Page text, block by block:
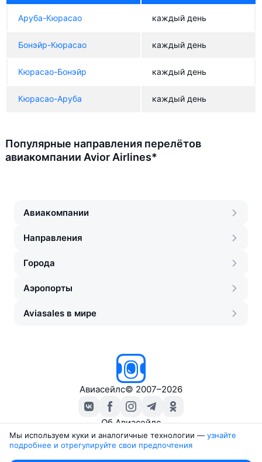
Аруба-Кюрасао каждый день
Бонэйр-Кюрасао каждый день
Кюрасао-Бонэйр каждый день
Кюрасао-Аруба каждый день
Популярные направления перелётов
авиакомпании Avior Airlines*
Авиакомпании
Направления
Города
Аэропорты
Aviasales в мире
Авиасейлс© 2007–2026
Об Авиасейлс
Пресс‑центр
Travelpayouts
Мы используем куки и аналогичные технологии — узнайте
подробнее и отрегулируйте свои предпочтения